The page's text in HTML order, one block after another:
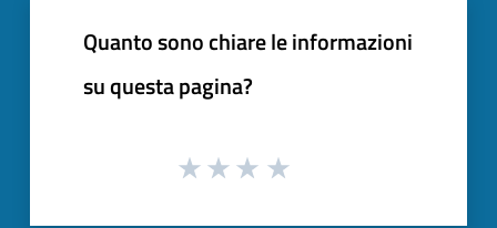
Quanto sono chiare le informazioni
su questa pagina?